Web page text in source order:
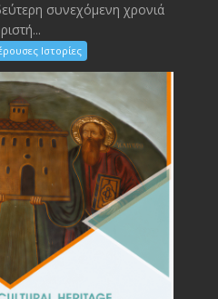
συνεχόμενη χρονιά
Ιστορίες